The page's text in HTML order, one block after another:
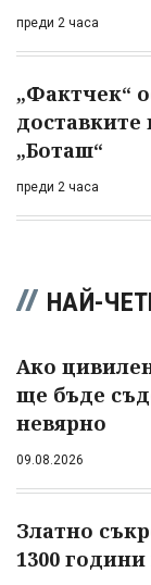
преди 2 часа
„Фактчек“
„Боташ“
преди 2 часа
НАЙ-
Ако
ще бъде
невярно
09.08.2026
Златно
1300